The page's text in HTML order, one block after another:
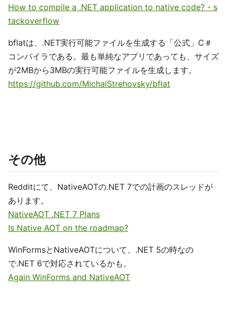
How to compile a .NET application to native code? - s
tackoverflow
bflatは、.NET実行可能ファイルを生成する「公式」C＃
コンパイラである。最も単純なアプリであっても、サイズ
が2MBから3MBの実行可能ファイルを生成します。
https://github.com/MichalStrehovsky/bflat
その他
Redditにて、NativeAOTの.NET 7での計画のスレッドが
あります。
NativeAOT .NET 7 Plans
Is Native AOT on the roadmap?
WinFormsとNativeAOTについて、.NET 5の時なの
で.NET 6で対応されているかも。
Again WinForms and NativeAOT